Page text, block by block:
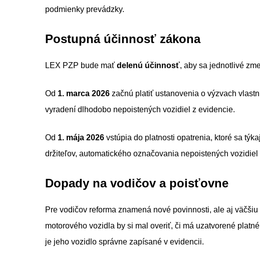
podmienky prevádzky.
Postupná účinnosť zákona
LEX PZP bude mať delenú účinnosť, aby sa jednotlivé
Od 1. marca 2026 začnú platiť ustanovenia o výzvach
vyradení dlhodobo nepoistených vozidiel z evidencie.
Od 1. mája 2026 vstúpia do platnosti opatrenia, ktoré sa
držiteľov, automatického označovania nepoistených
Dopady na vodičov a poisťovne
Pre vodičov reforma znamená nové povinnosti, ale aj
motorového vozidla by si mal overiť, či má uzatvorené platné
je jeho vozidlo správne zapísané v evidencii.